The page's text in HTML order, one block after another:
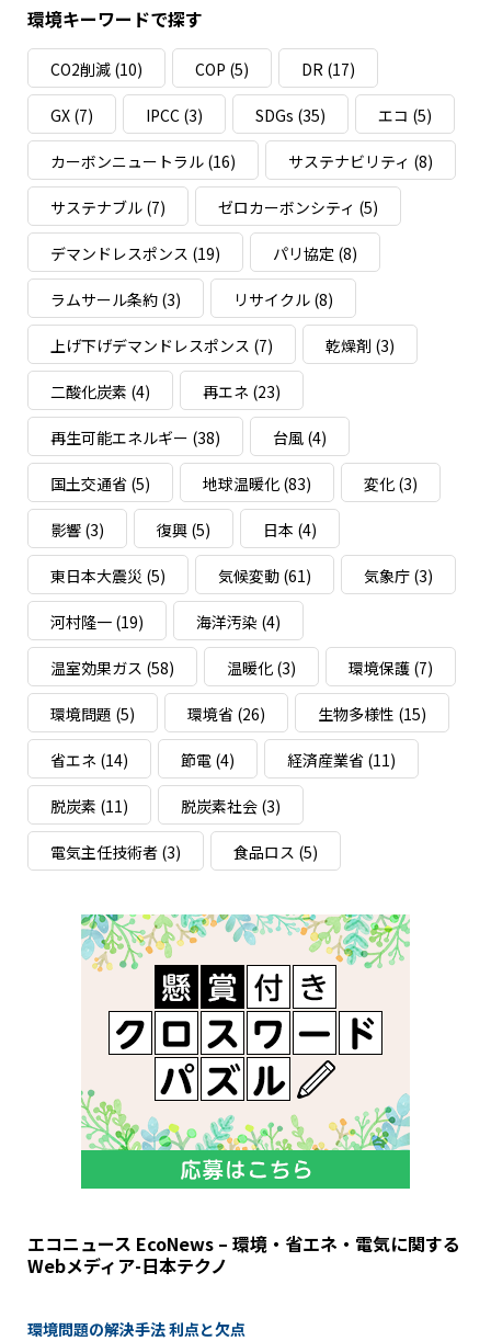
環境キーワードで探す
CO2削減(10) COP (5) DR (17)
GX(7) IPCC(3) SDGs (35) エコ (5)
カーボンニュートラル(16) サステナビリティ (8)
サステナブル(7) ゼロカーボンシティ (5)
デマンドレスポンス (19) パリ協定 (8)
ラムサール条約(3) リサイクル(8)
上げ下げデマンドレスポンス (7) 乾燥剤 (3)
二酸化炭素 (4) 再エネ (23)
再生可能エネルギー (38) 台風(4)
国土交通省(5) 地球温暖化(83) 変化(3)
影響(3) 復興(5) 日本 (4)
東日本大震災 (5) 気候変動(61) 気象庁(3)
河村隆一(19) 海洋汚染 (4)
温室効果ガス (58) 温暖化(3) 環境保護(7)
環境問題 (5) 環境省(26) 生物多様性 (15)
省エネ (14) 節電(4) 経済産業省(11)
脱炭素 (11) 脱炭素社会(3)
電気主任技術者(3) 食品ロス (5)
エコニュース EcoNews – 環境・省エネ・電気に関する
Webメディア-日本テクノ
環境問題の解決手法 利点と欠点